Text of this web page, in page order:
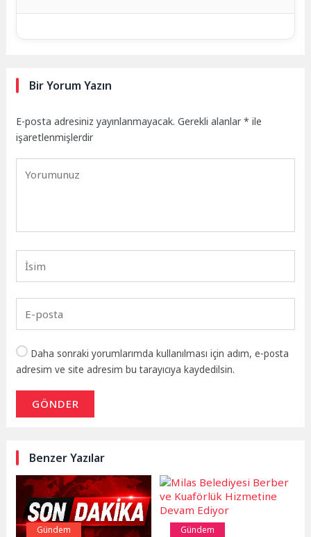
Bir Yorum Yazın
E-posta adresiniz yayınlanmayacak. Gerekli alanlar* ile
işaretlenmişlerdir
Daha sonraki yorumlarımda kullanılması için adım, e-posta
adresim ve site adresim bu tarayıcıya kaydedilsin.
GÖNDER
Benzer Yazılar
Gündem Gündem